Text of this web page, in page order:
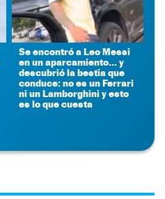
Se encontró a Leo Messi
en un aparcamiento... y
descubrió la bestia que
conduce: no es un Ferrari
ni un Lamborghini y esto
es lo que cuesta